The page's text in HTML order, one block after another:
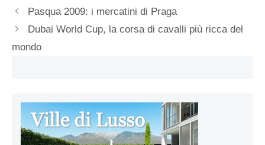
Pasqua 2009: i mercatini di Praga
Dubai World Cup, la corsa di cavalli più ricca del
mondo